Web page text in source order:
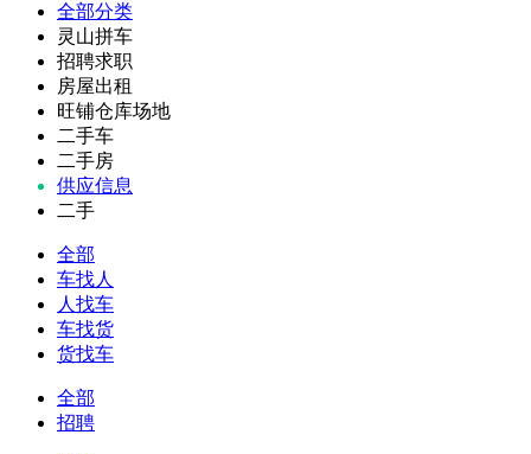
全部分类
灵山拼车
招聘求职
房屋出租
旺铺仓库场地
二手车
二手房
供应信息
二手
全部
车找人
人找车
车找货
货找车
全部
招聘